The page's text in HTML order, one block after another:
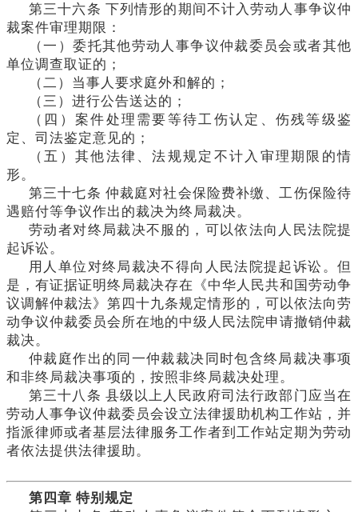
第三十六条 下列情形的期间不计入劳动人事争议仲
裁案件审理期限：
（一）委托其他劳动人事争议仲裁委员会或者其他
单位调查取证的；
（二）当事人要求庭外和解的；
（三）进行公告送达的；
（四）案件处理需要等待工伤认定、伤残等级鉴
定、司法鉴定意见的；
（五）其他法律、法规规定不计入审理期限的情
形。
第三十七条 仲裁庭对社会保险费补缴、工伤保险待
遇赔付等争议作出的裁决为终局裁决。
劳动者对终局裁决不服的，可以依法向人民法院提
起诉讼。
用人单位对终局裁决不得向人民法院提起诉讼。但
是，有证据证明终局裁决存在《中华人民共和国劳动争
议调解仲裁法》第四十九条规定情形的，可以依法向劳
动争议仲裁委员会所在地的中级人民法院申请撤销仲裁
裁决。
仲裁庭作出的同一仲裁裁决同时包含终局裁决事项
和非终局裁决事项的，按照非终局裁决处理。
第三十八条 县级以上人民政府司法行政部门应当在
劳动人事争议仲裁委员会设立法律援助机构工作站，并
指派律师或者基层法律服务工作者到工作站定期为劳动
者依法提供法律援助。
第四章 特别规定